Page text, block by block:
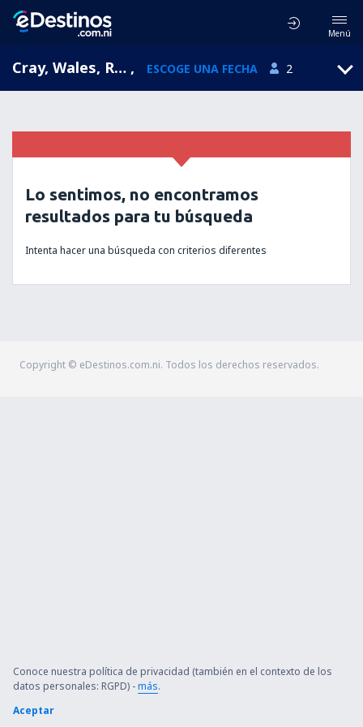
Menú
Cray, Wales, Reino Unido , ESCOGE UNA FECHA 2
Lo sentimos, no encontramos
resultados para tu búsqueda
Intenta hacer una búsqueda con criterios diferentes
Copyright © eDestinos.com.ni. Todos los derechos reservados.
Conoce nuestra política de privacidad (también en el contexto de los
datos personales: RGPD) -más.
Aceptar